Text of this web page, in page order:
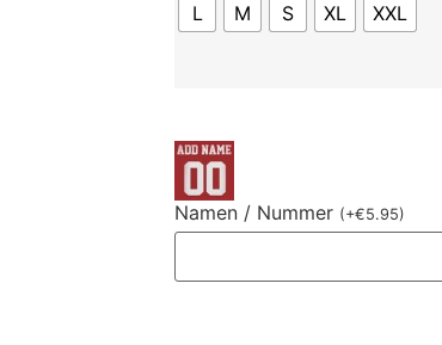
L M S XL XXL
Namen / Nummer (+€5.95)